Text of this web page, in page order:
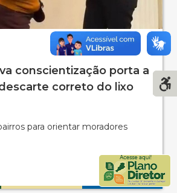
conscientização porta a
correto do lixo
para orientar moradores